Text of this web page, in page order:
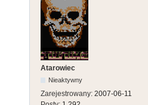
Atarowiec
Nieaktywny
Zarejestrowany: 2007-06-11